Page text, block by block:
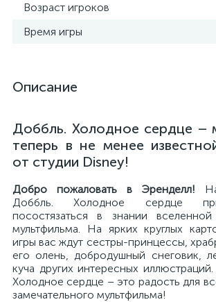
Возраст игроков
Время игры
Описание
Доббль. Холодное сердце –
теперь в не менее
от студии Disney!
Добро пожаловать в Эренделл!
Доббль. Холодное сердце
посостязаться в знании
мультфильма. На ярких круглых
игры вас ждут сестры-принцессы,
его олень, добродушный снеговик,
куча других интересных
Холодное сердце – это радость для
замечательного мультфильма!